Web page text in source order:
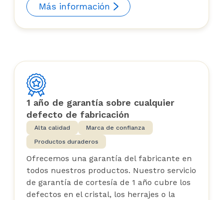
Más información
1 año de garantía sobre cualquier
defecto de fabricación
Alta calidad
Marca de confianza
Productos duraderos
Ofrecemos una garantía del fabricante en
todos nuestros productos. Nuestro servicio
de garantía de cortesía de 1 año cubre los
defectos en el cristal, los herrajes o la